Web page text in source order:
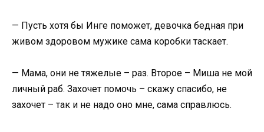
— Пусть хотя бы Инге поможет, девочка бедная при
живом здоровом мужике сама коробки таскает.
— Мама, они не тяжелые – раз. Второе – Миша не мой
личный раб. Захочет помочь – скажу спасибо, не
захочет – так и не надо оно мне, сама справлюсь.